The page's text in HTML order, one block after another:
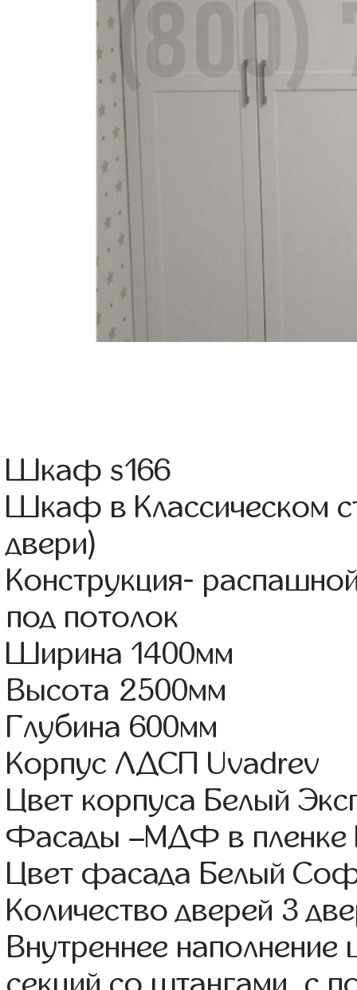
Шкаф s166
Шкаф в Классическом
двери)
Конструкция-
под потолок
Ширина 1400мм
Высота 2500мм
Глубина 600мм
Корпус ЛДСП Uvadrev
Цвет корпуса Белый
Фасады –МДФ в пленке
Цвет фасада Белый
Количество дверей 3
Внутреннее